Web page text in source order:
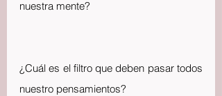
nuestra mente?
¿Cuál es el filtro que deben pasar todos
nuestro pensamientos?